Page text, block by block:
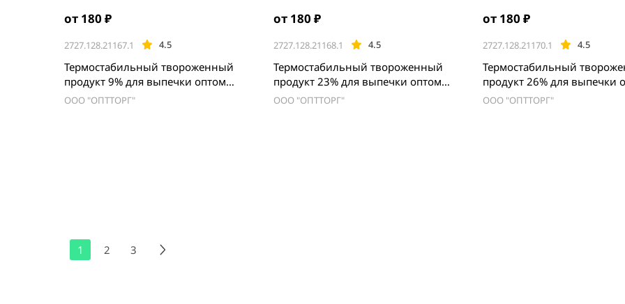
от 180 ₽
2727.128.21167.1 4.5
Термостабильный твороженный
продукт 9% для выпечки оптом
Спб
ООО "ОПТТОРГ"
от 180 ₽
2727.128.21168.1 4.5
Термостабильный твороженный
продукт 23% для выпечки оптом
Спб
ООО "ОПТТОРГ"
от 180 ₽
2727.128.21170.1 4.5
Термостабильный
продукт 26% для выпечки
Спб
ООО "ОПТТОРГ"
1 2 3